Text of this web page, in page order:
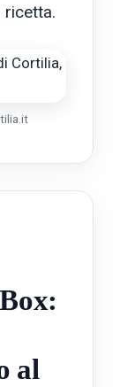
ricetta.
al